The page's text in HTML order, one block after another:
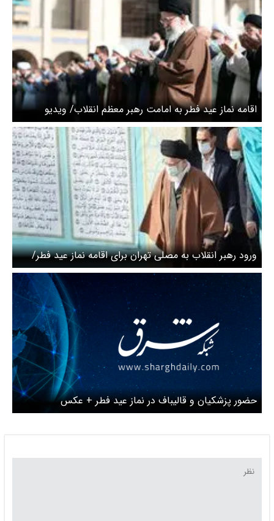
اقامه نماز عید فطر به امامت رهبر معظم انقلاب/ ویدیو
ورود رهبر انقلاب به مصلی تهران برای اقامه نماز عید فطر/
ویدیو
حضور پزشکیان و قالیباف در نماز عید فطر + عکس